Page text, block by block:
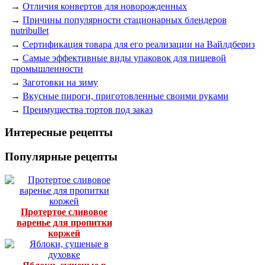
→ Отличия конвертов для новорожденных
→ Причины популярности стационарных блендеров
nutribullet
→ Сертификация товара для его реализации на Вайлдбериз
→ Самые эффективные виды упаковок для пищевой
промышленности
→ Заготовки на зиму
→ Вкусные пироги, приготовленные своими руками
→ Преимущества тортов под заказ
Интересные рецепты
Популярные рецепты
Протертое сливовое
варенье для пропитки
коржей